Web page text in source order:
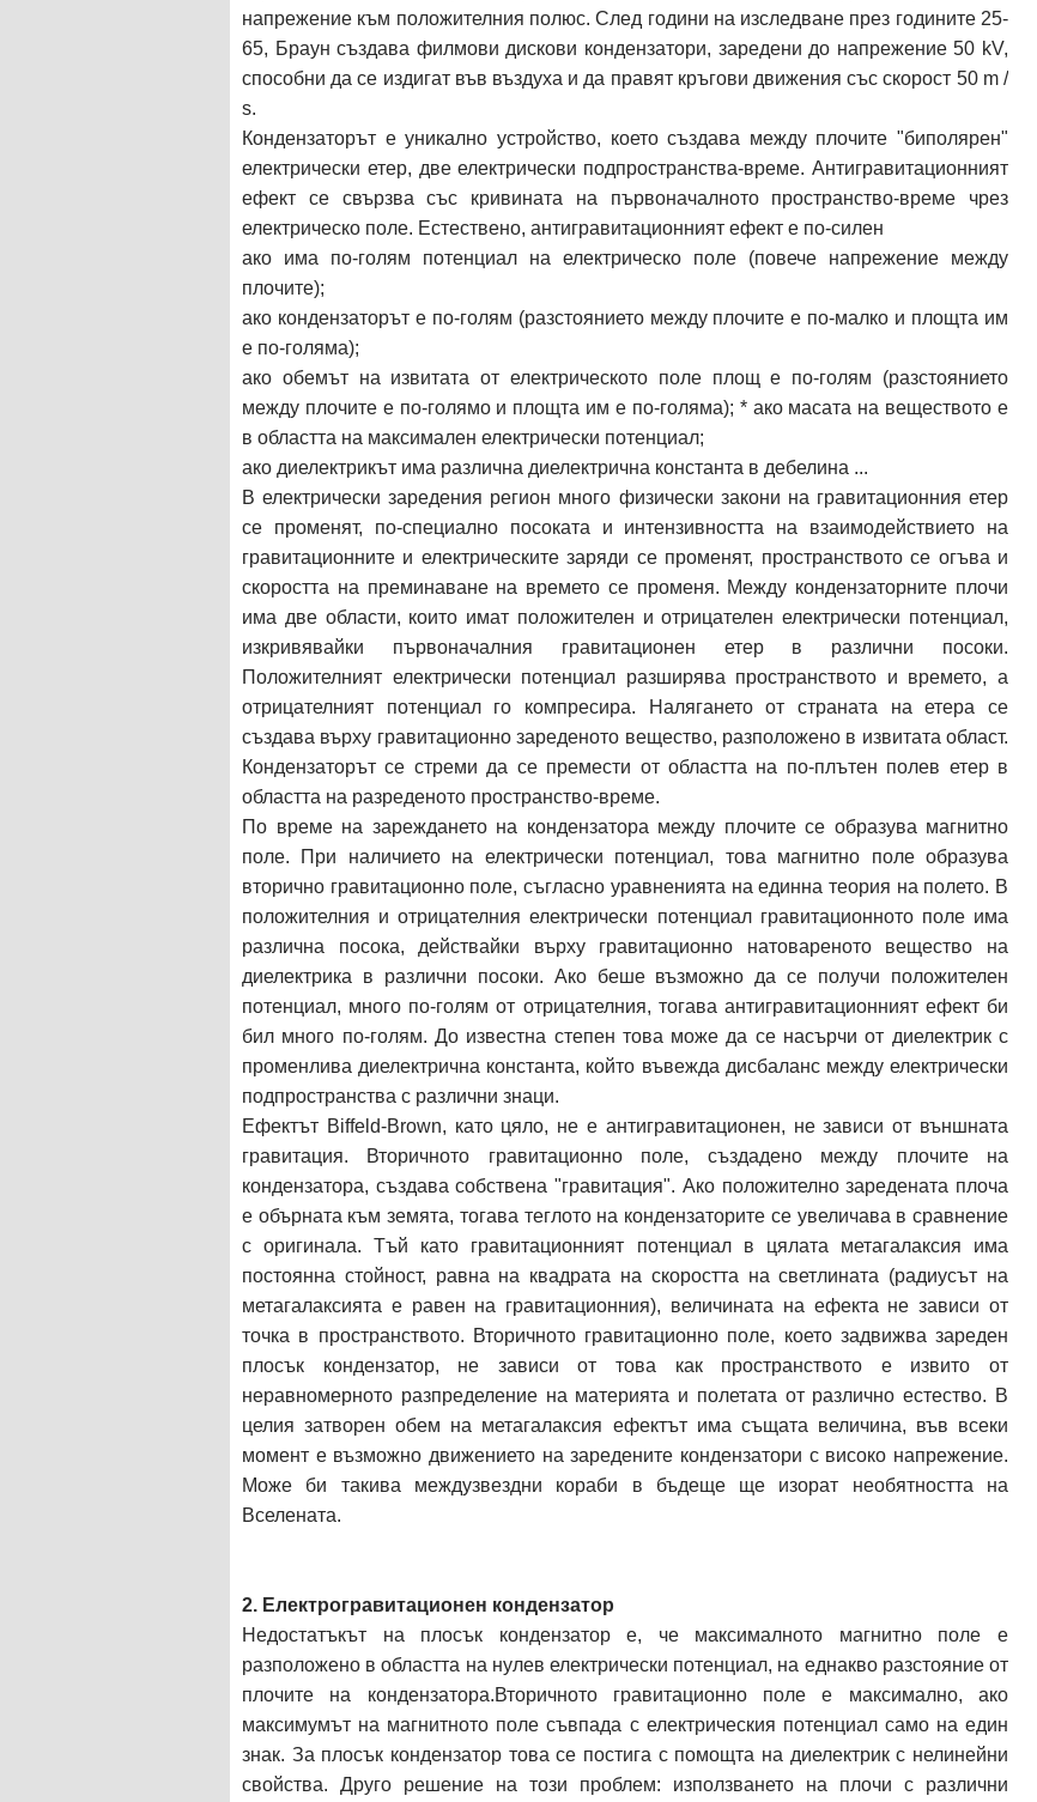
напрежение към положителния полюс. След години на изследване през годините 25-
65, Браун създава филмови дискови кондензатори, заредени до напрежение 50 kV,
способни да се издигат във въздуха и да правят кръгови движения със скорост 50 m /
s.
Кондензаторът е уникално устройство, което създава между плочите "биполярен"
електрически етер, две електрически подпространства-време. Антигравитационният
ефект се свързва със кривината на първоначалното пространство-време чрез
електрическо поле. Естествено, антигравитационният ефект е по-силен
ако има по-голям потенциал на електрическо поле (повече напрежение между
плочите);
ако кондензаторът е по-голям (разстоянието между плочите е по-малко и площта им
е по-голяма);
ако обемът на извитата от електрическото поле площ е по-голям (разстоянието
между плочите е по-голямо и площта им е по-голяма); * ако масата на веществото е
в областта на максимален електрически потенциал;
ако диелектрикът има различна диелектрична константа в дебелина ...
В електрически заредения регион много физически закони на гравитационния етер
се променят, по-специално посоката и интензивността на взаимодействието на
гравитационните и електрическите заряди се променят, пространството се огъва и
скоростта на преминаване на времето се променя. Между кондензаторните плочи
има две области, които имат положителен и отрицателен електрически потенциал,
изкривявайки първоначалния гравитационен етер в различни посоки.
Положителният електрически потенциал разширява пространството и времето, а
отрицателният потенциал го компресира. Налягането от страната на етера се
създава върху гравитационно зареденото вещество, разположено в извитата област.
Кондензаторът се стреми да се премести от областта на по-плътен полев етер в
областта на разреденото пространство-време.
По време на зареждането на кондензатора между плочите се образува магнитно
поле. При наличието на електрически потенциал, това магнитно поле образува
вторично гравитационно поле, съгласно уравненията на единна теория на полето. В
положителния и отрицателния електрически потенциал гравитационното поле има
различна посока, действайки върху гравитационно натовареното вещество на
диелектрика в различни посоки. Ако беше възможно да се получи положителен
потенциал, много по-голям от отрицателния, тогава антигравитационният ефект би
бил много по-голям. До известна степен това може да се насърчи от диелектрик с
променлива диелектрична константа, който въвежда дисбаланс между електрически
подпространства с различни знаци.
Ефектът Biffeld-Brown, като цяло, не е антигравитационен, не зависи от външната
гравитация. Вторичното гравитационно поле, създадено между плочите на
кондензатора, създава собствена "гравитация". Ако положително заредената плоча
е обърната към земята, тогава теглото на кондензаторите се увеличава в сравнение
с оригинала. Тъй като гравитационният потенциал в цялата метагалаксия има
постоянна стойност, равна на квадрата на скоростта на светлината (радиусът на
метагалаксията е равен на гравитационния), величината на ефекта не зависи от
точка в пространството. Вторичното гравитационно поле, което задвижва зареден
плосък кондензатор, не зависи от това как пространството е извито от
неравномерното разпределение на материята и полетата от различно естество. В
целия затворен обем на метагалаксия ефектът има същата величина, във всеки
момент е възможно движението на заредените кондензатори с високо напрежение.
Може би такива междузвездни кораби в бъдеще ще изорат необятността на
Вселената.
2. Електрогравитационен кондензатор
Недостатъкът на плосък кондензатор е, че максималното магнитно поле е
разположено в областта на нулев електрически потенциал, на еднакво разстояние от
плочите на кондензатора.Вторичното гравитационно поле е максимално, ако
максимумът на магнитното поле съвпада с електрическия потенциал само на един
знак. За плосък кондензатор това се постига с помощта на диелектрик с нелинейни
свойства. Друго решение на този проблем: използването на плочи с различни